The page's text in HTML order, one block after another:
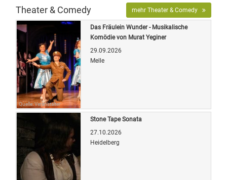
Theater & Comedy mehr Theater & Comedy
Quelle: Veranstalter
Das Fräulein Wunder - Musikalische
Komödie von Murat Yeginer
29.09.2026
Melle
Stone Tape Sonata
27.10.2026
Heidelberg